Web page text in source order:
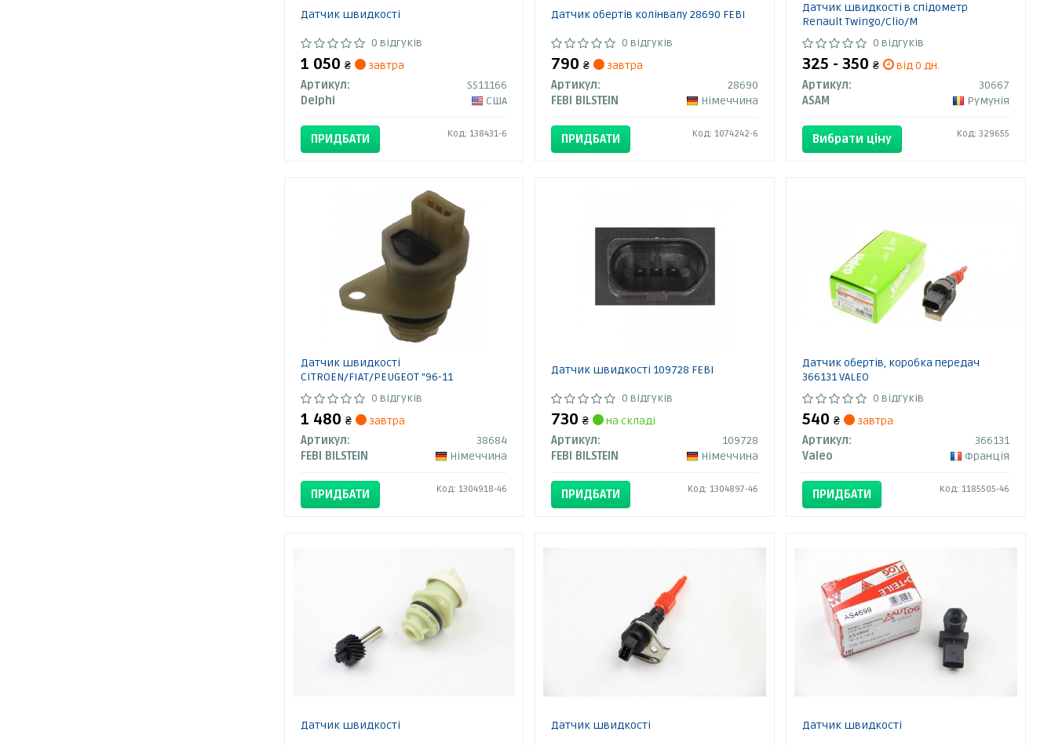
Датчик швидкості
0 відгуків
1 050 ₴
завтра
Артикул:
SS11166
Delphi
США
ПРИДБАТИ Код: 138431-6
Датчик обертів колінвалу 28690 FEBI
0 відгуків
790₴
завтра
Артикул:
28690
FEBI BILSTEIN
Німеччина
ПРИДБАТИ Код: 1074242-6
Датчик швидкості в спідометр
Renault Twingo/Clio/M
0 відгуків
325 - 350₴
від 0 дн.
Артикул:
30667
ASAM
Румунія
Вибрати ціну Код: 329655
Датчик швидкості
CITROEN/FIAT/PEUGEOT "96-11
0 відгуків
1 480 ₴
завтра
Артикул:
38684
FEBI BILSTEIN
Німеччина
ПРИДБАТИ Код: 1304918-46
Датчик швидкості 109728 FEBI
0 відгуків
730₴
на складі
Артикул:
109728
FEBI BILSTEIN
Німеччина
ПРИДБАТИ Код: 1304897-46
Датчик обертів, коробка передач
366131 VALEO
0 відгуків
540₴
завтра
Артикул:
366131
Valeo
Франція
ПРИДБАТИ Код: 1185505-46
Датчик швидкості Датчик швидкості Датчик швидкості